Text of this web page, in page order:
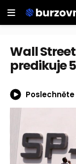
Wall
predikuje